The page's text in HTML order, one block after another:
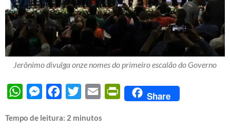
Jerônimo divulga onze nomes do primeiro escalão do Governo
WhatsAppMessengerFacebook
Twitter Email PrintFriendly
Share
Tempo de leitura: 2 minutos